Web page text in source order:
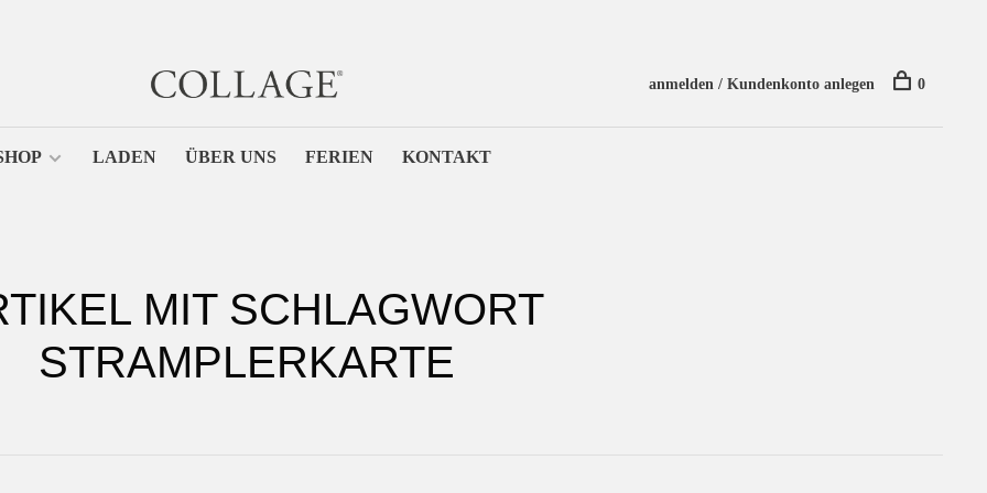
LADEN ÜBER UNS FERIEN KONTAKT
anmelden / Kundenkonto anlegen 0
MIT SCHLAGWORT
STRAMPLERKARTE